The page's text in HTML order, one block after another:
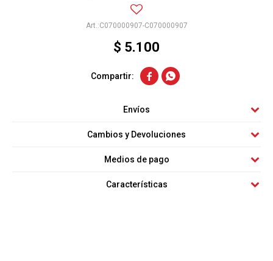
C070000907-C070000907
$ 5.100
 
Envíos
Cambios y Devoluciones
Medios de pago
Características